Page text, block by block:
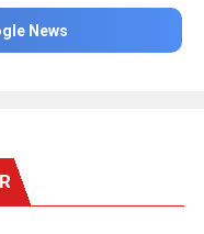
News